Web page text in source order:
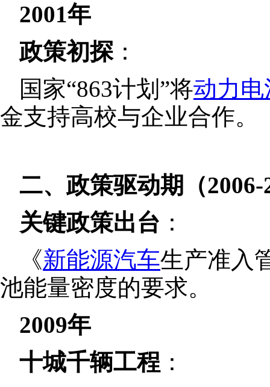
2001年
政策初探：
国家“863计划”将动力电
金支持高校与企业合作。
二、政策驱动期（2006-
关键政策出台 ：
《新能源汽车生产准入
池能量密度的要求。
2009年
十城千辆工程 ：